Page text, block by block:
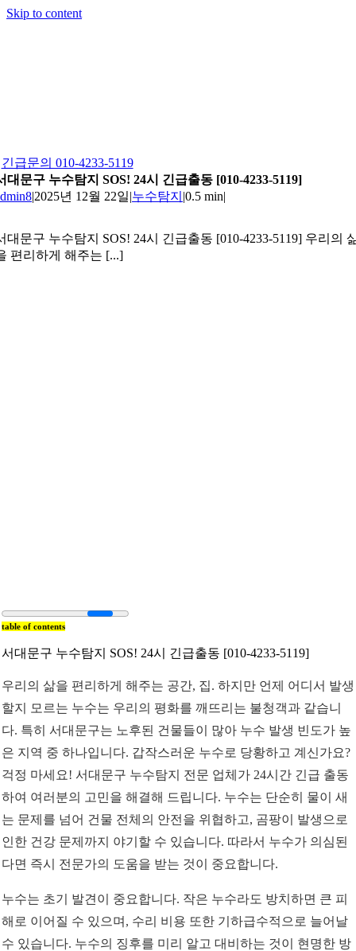
Skip to content
긴급문의 010-4233-5119
대문구 누수탐지 SOS! 24시 긴급출동 [010-4233-5119]
|2025년 12월 22일|누수탐지 |0.5 min|
대문구 누수탐지 SOS! 24시 긴급출동 [010-4233-5119] 우리의
편리하게 해주는 [...]
table of contents
서대문구 누수탐지 SOS! 24시 긴급출동 [010-4233-5119]
우리의 삶을 편리하게 해주는 공간, 집. 하지만 언제 어디서 발생
할지 모르는 누수는 우리의 평화를 깨뜨리는 불청객과 같습니
다. 특히 서대문구는 노후된 건물들이 많아 누수 발생 빈도가 높
은 지역 중 하나입니다. 갑작스러운 누수로 당황하고 계신가요?
걱정 마세요! 서대문구 누수탐지 전문 업체가 24시간 긴급 출동
하여 여러분의 고민을 해결해 드립니다. 누수는 단순히 물이 새
는 문제를 넘어 건물 전체의 안전을 위협하고, 곰팡이 발생으로
인한 건강 문제까지 야기할 수 있습니다. 따라서 누수가 의심된
다면 즉시 전문가의 도움을 받는 것이 중요합니다.
누수는 초기 발견이 중요합니다. 작은 누수라도 방치하면 큰 피
해로 이어질 수 있으며, 수리 비용 또한 기하급수적으로 늘어날
수 있습니다. 누수의 징후를 미리 알고 대비하는 것이 현명한 방